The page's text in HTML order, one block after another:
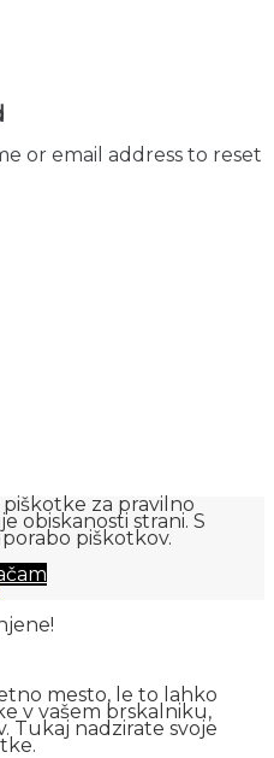
or email address to reset
za pravilno
obiskanosti strani. S
piškotkov.
mesto, le to lahko
v vašem brskalniku,
Tukaj nadzirate svoje